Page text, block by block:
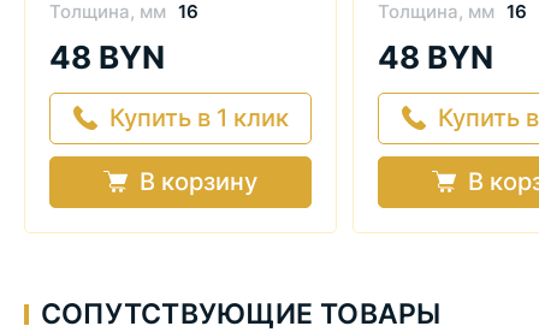
Толщина, мм 16
48 BYN
Купить в 1 клик
В корзину
Толщина, мм 16
48 BYN
Купить
В
СОПУТСТВУЮЩИЕ ТОВАРЫ